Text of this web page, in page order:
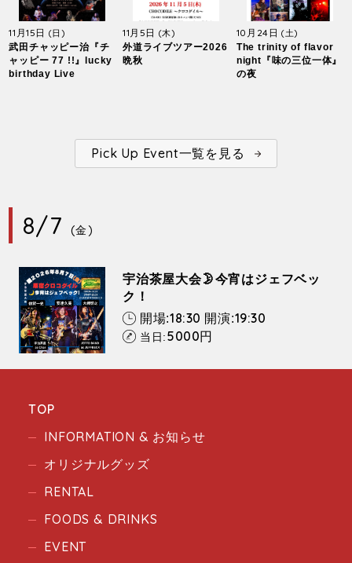
11月15日 (日)
武田チャッピー治『チ
ャッピー 77 !!』lucky
birthday Live
11月5日 (木)
外道ライブツアー2026
晩秋
10月24日 (土)
The trinity of flavor
night『味の三位一体』
の夜
Pick Up Event一覧を見る
8/7 (金)
宇治茶屋大会🌛今宵はジェフベッ
ク！
開場:18:30 開演:19:30
当日:5000円
TOP
INFORMATION & お知らせ
オリジナルグッズ
RENTAL
FOODS & DRINKS
EVENT